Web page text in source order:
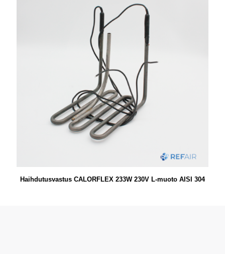
Haihdutusvastus CALORFLEX 233W 230V L-muoto AISI 304